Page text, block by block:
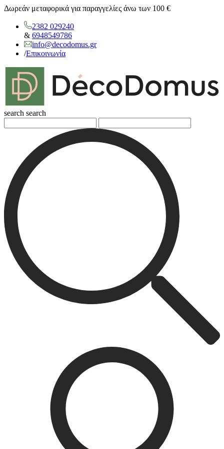
Δωρεάν μεταφορικά για παραγγελίες άνω των 100 €
2382 029240
& 6948549786
info@decodomus.gr
/Επικοινωνία
search search